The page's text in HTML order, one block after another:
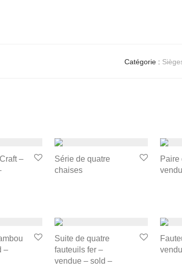
Catégorie :
–
Série de quatre
chaises
Paire
–
Suite de quatre
fauteuils fer –
vendue – sold –